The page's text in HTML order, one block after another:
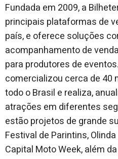
Fundada em 2009, a
principais plataformas de
país, e oferece soluções
acompanhamento de
para produtores de
comercializou cerca de 40
todo o Brasil e realiza,
atrações em diferentes
estão projetos de grande
Festival de Parintins,
Capital Moto Week, além